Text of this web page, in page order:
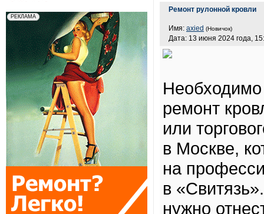
Ремонт рулонной кровли
Имя: axied (Новичок)
Дата: 13 июня 2024 года,
ремонт
или
в Москве,
на
в
нужно